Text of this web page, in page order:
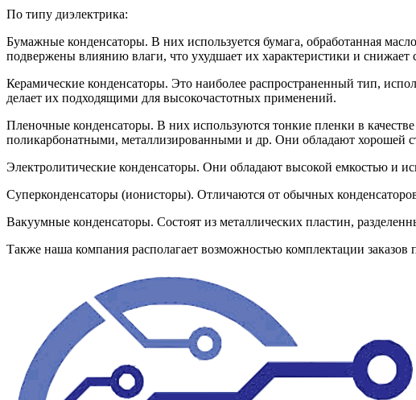
По типу диэлектрика:
Бумажные конденсаторы. В них используется бумага, обработанная
подвержены влиянию влаги, что ухудшает их характеристики и
Керамические конденсаторы. Это наиболее распространенный тип,
делает их подходящими для высокочастотных применений.
Пленочные конденсаторы. В них используются тонкие пленки в
поликарбонатными, металлизированными и др. Они обладают хорошей
Электролитические конденсаторы. Они обладают высокой емкостью и
Суперконденсаторы (ионисторы). Отличаются от обычных
Вакуумные конденсаторы. Состоят из металлических пластин,
Также наша компания располагает возможностью комплектации